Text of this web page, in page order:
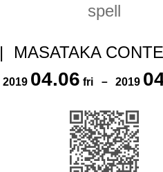
spell
| MASATAKA
2019 04.06 fri － 2019